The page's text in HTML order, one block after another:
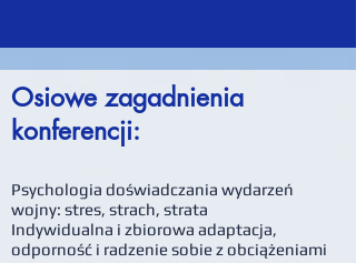
Osiowe zagadnienia
konferencji:
Psychologia doświadczania wydarzeń
wojny: stres, strach, strata
Indywidualna i zbiorowa adaptacja,
odporność i radzenie sobie z obciążeniami